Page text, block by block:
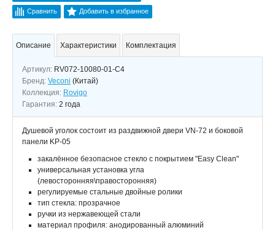
Сравнить Добавить в избранное
Описание Характеристики Комплектация
Артикул: RV072-10080-01-C4
Бренд: Veconi (Китай)
Коллекция: Rovigo
Гарантия: 2 года
Душевой уголок состоит из раздвижной двери VN-72 и боковой
панели KP-05
закалённое безопасное стекло с покрытием "Easy Clean"
универсальная установка угла
(левосторонняя\правосторонняя)
регулируемые стальные двойные ролики
тип стекла: прозрачное
ручки из нержавеющей стали
материал профиля: анодированный алюминий